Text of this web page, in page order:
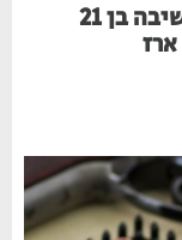
אסון בין הזמנים בבנימין: בחור ישיבה בן 21